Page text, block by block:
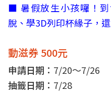
■ 暑假放生小孩囉！
脫、學3D列印杯緣子，
動滋券 500元
申請日期： 7/20～7/26
抽籤日期： 7/28